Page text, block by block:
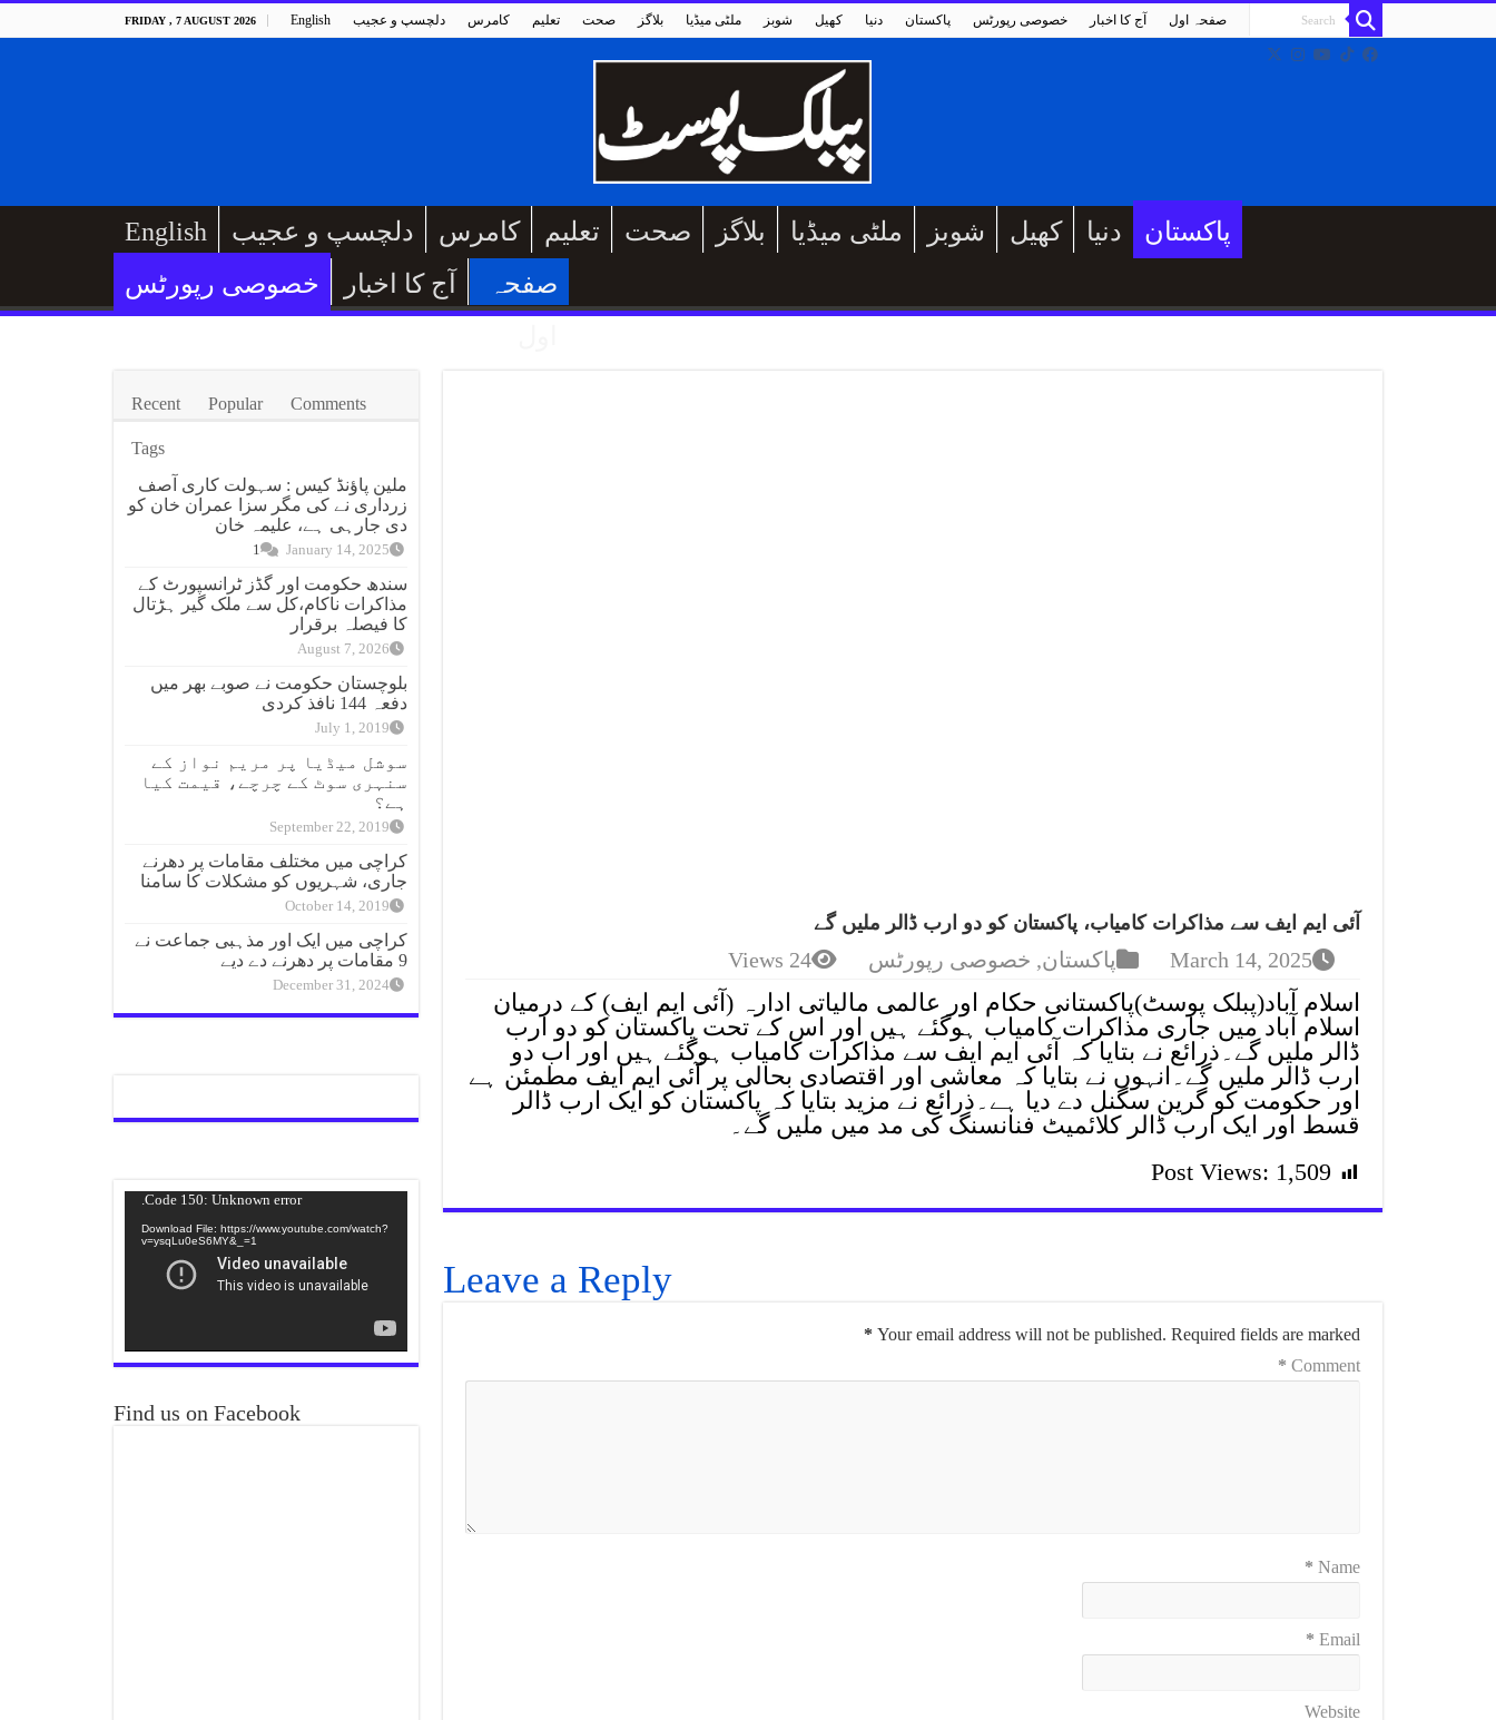
FRIDAY , 7 AUGUST 2026 English دلچسپ و عجیب کامرس تعلیم صحت بلاگز ملٹی میڈیا شوبز کھیل دنیا پاکستان خصوصی رپورٹس آج کا اخبار صفحہ اول
English دلچسپ و عجیب کامرس تعلیم صحت بلاگز ملٹی میڈیا شوبز کھیل دنیا
پاکستان
خصوصی رپورٹس
آج کا اخبار
صفحہ
آئی ایم ایف سے مذاکرات کامیاب، پاکستان کو دو ارب ڈالر ملیں گے
March 14, 2025 پاکستان, خصوصی رپورٹس 24 Views
اسلام آباد(پبلک پوسٹ)پاکستانی حکام اور عالمی مالیاتی ادارہ (آئی ایم ایف) کے درمیان
اسلام آباد میں جاری مذاکرات کامیاب ہوگئے ہیں اور اس کے تحت پاکستان کو دو ارب
ڈالر ملیں گے۔ذرائع نے بتایا کہ آئی ایم ایف سے مذاکرات کامیاب ہوگئے ہیں اور اب دو
ارب ڈالر ملیں گے۔انہوں نے بتایا کہ معاشی اور اقتصادی بحالی پر آئی ایم ایف مطمئن ہے
اور حکومت کو گرین سگنل دے دیا ہے۔ذرائع نے مزید بتایا کہ پاکستان کو ایک ارب ڈالر
قسط اور ایک ارب ڈالر کلائمیٹ فنانسنگ کی مد میں ملیں گے۔
Post Views: 1,509
Leave a Reply
Your email address will not be published. Required fields are marked
*
Comment
*
Name
*
Email
*
Website
Recent Popular Comments
Tags
ملین پاؤنڈ کیس : سہولت کاری آصف
زرداری نے کی مگر سزا عمران خان کو
دی جارہی ہے، علیمہ خان
January 14, 2025
1
سندھ حکومت اور گڈز ٹرانسپورٹ کے
مذاکرات ناکام،کل سے ملک گیر ہڑتال
کا فیصلہ برقرار
August 7, 2026
بلوچستان حکومت نے صوبے بھر میں
دفعہ 144 نافذ کردی
July 1, 2019
سوشل میڈیا پر مریم نواز کے
سنہری سوٹ کے چرچے، قیمت کیا
ہے؟
September 22, 2019
کراچی میں مختلف مقامات پر دھرنے
جاری، شہریوں کو مشکلات کا سامنا
October 14, 2019
کراچی میں ایک اور مذہبی جماعت نے
9 مقامات پر دھرنے دے دیے
December 31, 2024
Code 150: Unknown error.
Download File: https://www.youtube.com/watch?
v=ysqLu0eS6MY&_=1
Find us on Facebook